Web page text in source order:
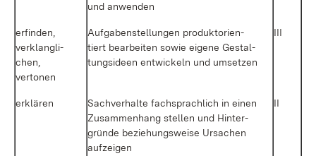
und an­wen­den
er­fin­den,
ver­klang­li­
chen,
ver­to­nen
Auf­ga­ben­stel­lun­gen pro­duk­t­ori­en­
tiert be­ar­bei­ten so­wie ei­ge­ne Ge­stal­
tungs­ide­en ent­wi­ckeln und um­set­zen
III
er­klä­ren
Sach­ver­hal­te fach­sprach­lich in ei­nen
Zu­sam­men­hang stel­len und Hin­ter­
grün­de be­zie­hungs­wei­se Ur­sa­chen
auf­zei­gen
II